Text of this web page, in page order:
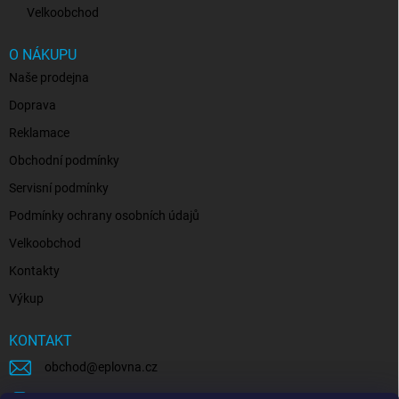
Velkoobchod
O NÁKUPU
Naše prodejna
Doprava
Reklamace
Obchodní podmínky
Servisní podmínky
Podmínky ochrany osobních údajů
Velkoobchod
Kontakty
Výkup
KONTAKT
obchod @eplovna.cz